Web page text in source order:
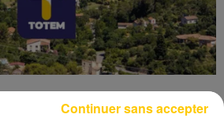
Continuer sans accepter